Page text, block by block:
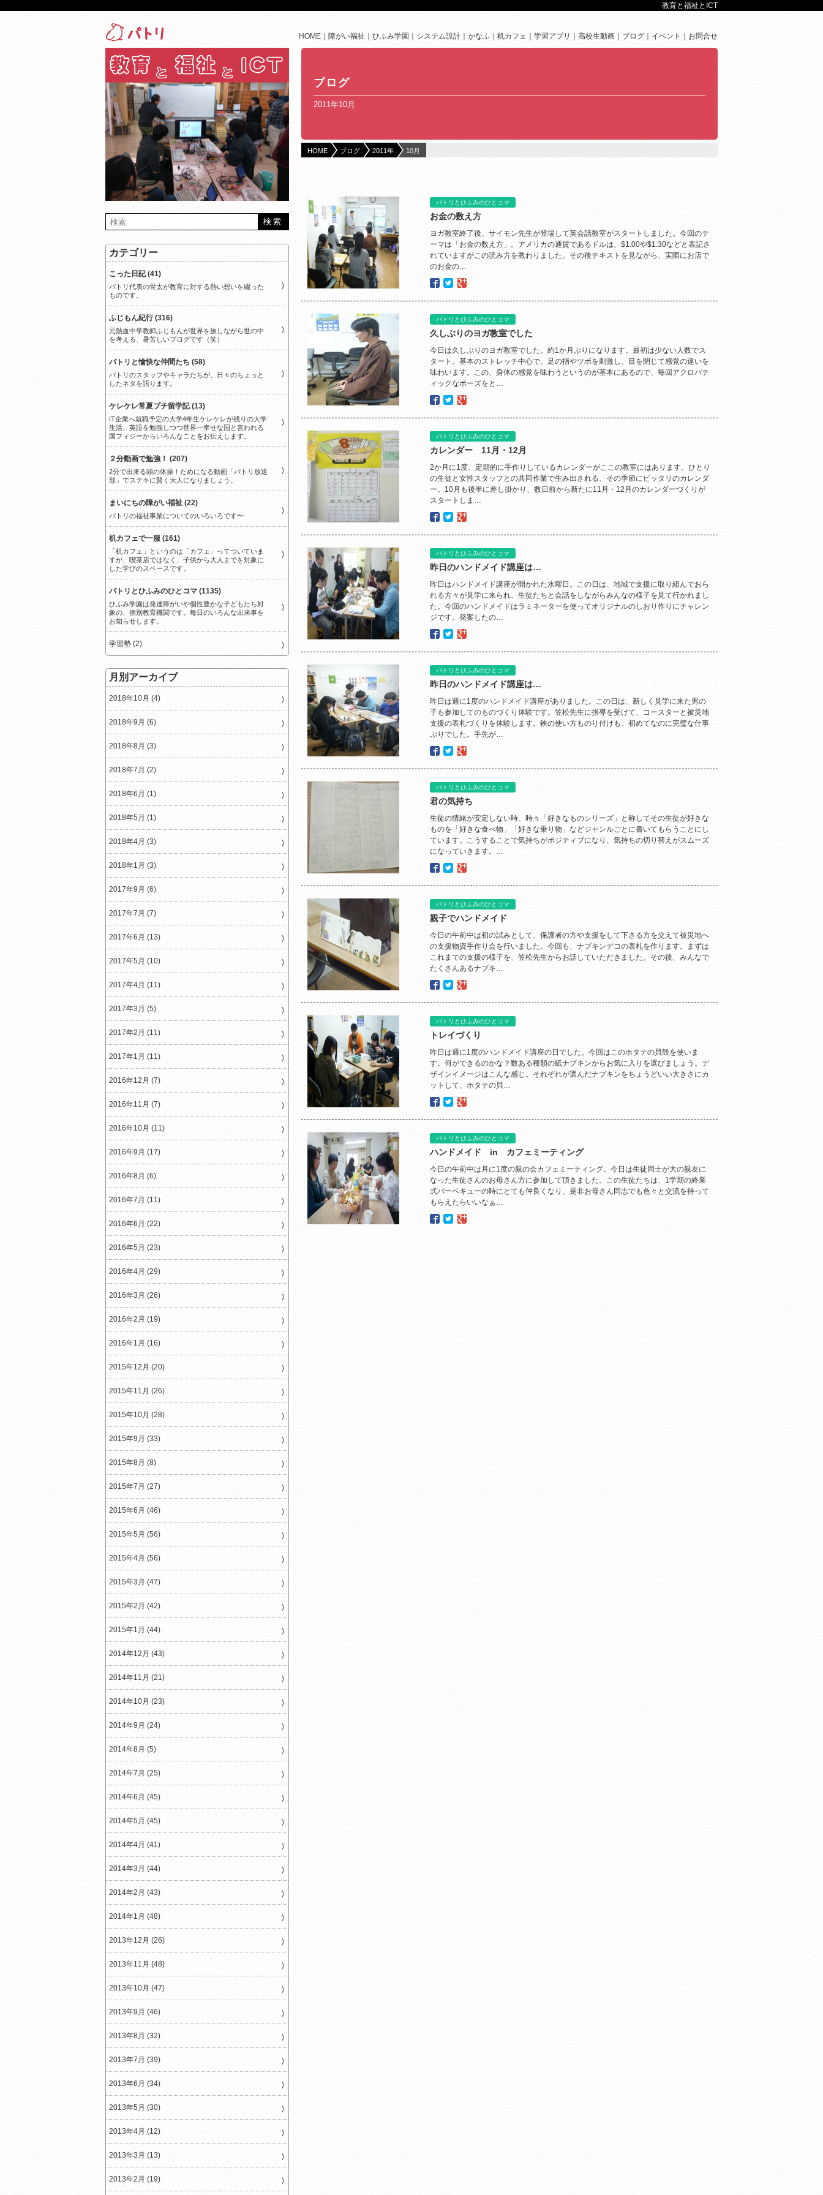
教育と福祉とICT
HOME 障がい福祉 ひふみ学園 システム設計 かなふ 机カフェ 学習アプリ 高校生動画 ブログ イベント お問合せ
ブログ
2011年10月
HOME ブログ 2011年 10月
パトリとひふみのひとコマ
お金の数え方
ヨガ教室終了後、サイモン先生が登場して英会話教室がスタートしました。今回のテ
ーマは「お金の数え方」。アメリカの通貨であるドルは、$1.00や$1.30などと表記さ
れていますがこの読み方を教わりました。その後テキストを見ながら、実際にお店で
のお金の…
パトリとひふみのひとコマ
久しぶりのヨガ教室でした
今日は久しぶりのヨガ教室でした。約1か月ぶりになります。最初は少ない人数でス
タート。基本のストレッチ中心で、足の指やツボを刺激し、目を閉じて感覚の違いを
味わいます。この、身体の感覚を味わうというのが基本にあるので、毎回アクロバテ
ィックなポーズをと…
パトリとひふみのひとコマ
カレンダー 11月・12月
2か月に1度、定期的に手作りしているカレンダーがここの教室にはあります。ひとり
の生徒と女性スタッフとの共同作業で生み出される、その季節にピッタリのカレンダ
ー。10月も後半に差し掛かり、数日前から新たに11月・12月のカレンダーづくりが
スタートしま…
パトリとひふみのひとコマ
昨日のハンドメイド講座は…
昨日はハンドメイド講座が開かれた水曜日。この日は、地域で支援に取り組んでおら
れる方々が見学に来られ、生徒たちと会話をしながらみんなの様子を見て行かれまし
た。今回のハンドメイドはラミネーターを使ってオリジナルのしおり作りにチャレン
ジです。発案したの…
パトリとひふみのひとコマ
昨日のハンドメイド講座は…
昨日は週に1度のハンドメイド講座がありました。この日は、新しく見学に来た男の
子も参加してのものづくり体験です。笠松先生に指導を受けて、コースターと被災地
支援の表札づくりを体験します。鋏の使い方ものり付けも、初めてなのに完璧な仕事
ぶりでした。手先が…
パトリとひふみのひとコマ
君の気持ち
生徒の情緒が安定しない時、時々「好きなものシリーズ」と称してその生徒が好きな
ものを「好きな食べ物」「好きな乗り物」などジャンルごとに書いてもらうことにし
ています。こうすることで気持ちがポジティブになり、気持ちの切り替えがスムーズ
になっていきます。…
パトリとひふみのひとコマ
親子でハンドメイド
今日の午前中は初の試みとして、保護者の方や支援をして下さる方を交えて被災地へ
の支援物資手作り会を行いました。今回も、ナプキンデコの表札を作ります。まずは
これまでの支援の様子を、笠松先生からお話していただきました。その後、みんなで
たくさんあるナプキ…
パトリとひふみのひとコマ
トレイづくり
昨日は週に1度のハンドメイド講座の日でした。今回はこのホタテの貝殻を使いま
す。何ができるのかな？数ある種類の紙ナプキンからお気に入りを選びましょう。デ
ザインイメージはこんな感じ。それぞれが選んだナプキンをちょうどいい大きさにカ
ットして、ホタテの貝…
パトリとひふみのひとコマ
ハンドメイド in カフェミーティング
今日の午前中は月に1度の親の会カフェミーティング。今日は生徒同士が大の親友に
なった生徒さんのお母さん方に参加して頂きました。この生徒たちは、1学期の終業
式バーベキューの時にとても仲良くなり、是非お母さん同志でも色々と交流を持って
もらえたらいいなぁ…
カテゴリー
こった日記 (41)
パトリ代表の骨太が教育に対する熱い想いを綴った
ものです。
ふじもん紀行 (316)
元熱血中学教師ふじもんが世界を旅しながら世の中
を考える、暑苦しいブログです（笑）
パトリと愉快な仲間たち (58)
パトリのスタッフやキャラたちが、日々のちょっと
したネタを語ります。
ケレケレ常夏プチ留学記 (13)
IT企業へ就職予定の大学4年生ケレケレが残りの大学
生活、英語を勉強しつつ世界一幸せな国と言われる
国フィジーからいろんなことをお伝えします。
２分動画で勉強！ (207)
2分で出来る頭の体操！ためになる動画「パトリ放送
部」でステキに賢く大人になりましょう。
まいにちの障がい福祉 (22)
パトリの福祉事業についてのいろいろです〜
机カフェで一服 (161)
「机カフェ」というのは「カフェ」ってついていま
すが、喫茶店ではなく、子供から大人までを対象に
した学びのスペースです。
パトリとひふみのひとコマ (1135)
ひふみ学園は発達障がいや個性豊かな子どもたち対
象の、個別教育機関です。毎日のいろんな出来事を
お知らせします。
学習塾 (2)
月別アーカイブ
2018年10月 (4)
2018年9月 (6)
2018年8月 (3)
2018年7月 (2)
2018年6月 (1)
2018年5月 (1)
2018年4月 (3)
2018年1月 (3)
2017年9月 (6)
2017年7月 (7)
2017年6月 (13)
2017年5月 (10)
2017年4月 (11)
2017年3月 (5)
2017年2月 (11)
2017年1月 (11)
2016年12月 (7)
2016年11月 (7)
2016年10月 (11)
2016年9月 (17)
2016年8月 (6)
2016年7月 (11)
2016年6月 (22)
2016年5月 (23)
2016年4月 (29)
2016年3月 (26)
2016年2月 (19)
2016年1月 (16)
2015年12月 (20)
2015年11月 (26)
2015年10月 (28)
2015年9月 (33)
2015年8月 (8)
2015年7月 (27)
2015年6月 (46)
2015年5月 (56)
2015年4月 (56)
2015年3月 (47)
2015年2月 (42)
2015年1月 (44)
2014年12月 (43)
2014年11月 (21)
2014年10月 (23)
2014年9月 (24)
2014年8月 (5)
2014年7月 (25)
2014年6月 (45)
2014年5月 (45)
2014年4月 (41)
2014年3月 (44)
2014年2月 (43)
2014年1月 (48)
2013年12月 (26)
2013年11月 (48)
2013年10月 (47)
2013年9月 (46)
2013年8月 (32)
2013年7月 (39)
2013年6月 (34)
2013年5月 (30)
2013年4月 (12)
2013年3月 (13)
2013年2月 (19)